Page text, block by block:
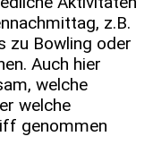
z.B.
zu Bowling oder
Auch hier
welche
welche
genommen